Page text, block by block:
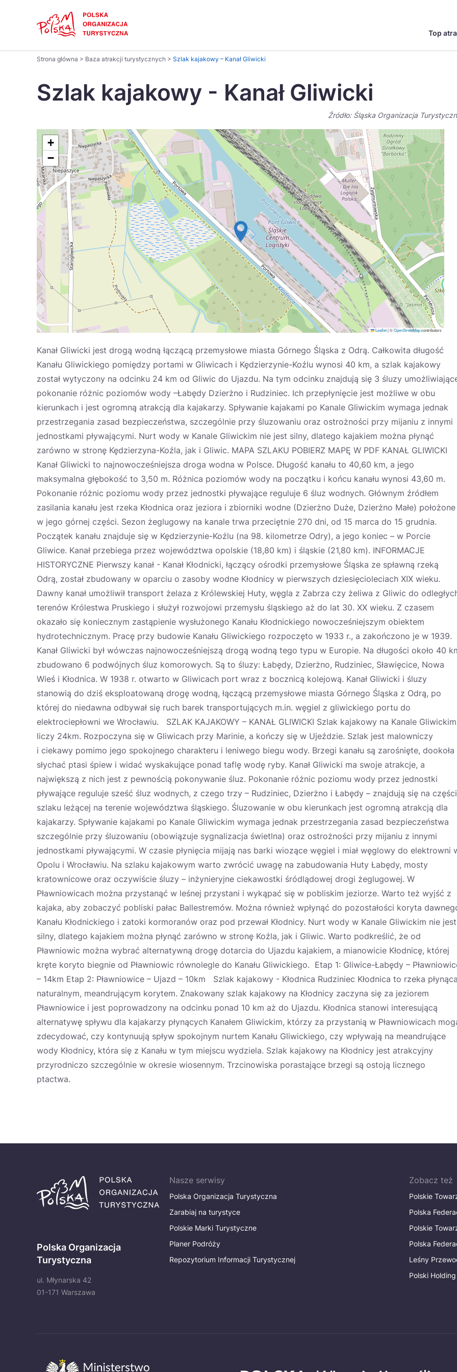
Top
Ambasador miejsca UNESCO
Parki narodowe Uzdrowiska
Szlaki kulinarne
na
stronie
Português Norsk Suomi
Україна
Strona główna > Baza atrakcji turystycznych > Szlak kajakowy – Kanał Gliwicki
Szlak kajakowy - Kanał Gliwicki
Źródło: Śląska Organizacja
+
−
Leaflet|©OpenStreetMapcontributors
Kanał Gliwicki jest drogą wodną łączącą przemysłowe miasta Górnego Śląska z Odrą. Całkowita długość
Kanału Gliwickiego pomiędzy portami w Gliwicach i Kędzierzynie-Koźlu wynosi 40 km, a szlak kajakowy
został wytyczony na odcinku 24 km od Gliwic do Ujazdu. Na tym odcinku znajdują się 3 śluzy
pokonanie różnic poziomów wody –Łabędy Dzierżno i Rudziniec. Ich przepłynięcie jest możliwe w obu
kierunkach i jest ogromną atrakcją dla kajakarzy. Spływanie kajakami po Kanale Gliwickim wymaga jednak
przestrzegania zasad bezpieczeństwa, szczególnie przy śluzowaniu oraz ostrożności przy mijaniu z innymi
jednostkami pływającymi. Nurt wody w Kanale Gliwickim nie jest silny, dlatego kajakiem można płynąć
zarówno w stronę Kędzierzyna-Koźla, jak i Gliwic. MAPA SZLAKU POBIERZ MAPĘ W PDF KANAŁ GLIWICKI
Kanał Gliwicki to najnowocześniejsza droga wodna w Polsce. Długość kanału to 40,60 km, a jego
maksymalna głębokość to 3,50 m. Różnica poziomów wody na początku i końcu kanału wynosi 43,60 m.
Pokonanie różnic poziomu wody przez jednostki pływające reguluje 6 śluz wodnych. Głównym źródłem
zasilania kanału jest rzeka Kłodnica oraz jeziora i zbiorniki wodne (Dzierżno Duże, Dzierżno Małe) położone
w jego górnej części. Sezon żeglugowy na kanale trwa przeciętnie 270 dni, od 15 marca do 15 grudnia.
Początek kanału znajduje się w Kędzierzynie-Koźlu (na 98. kilometrze Odry), a jego koniec – w Porcie
Gliwice. Kanał przebiega przez województwa opolskie (18,80 km) i śląskie (21,80 km). INFORMACJE
HISTORYCZNE Pierwszy kanał - Kanał Kłodnicki, łączący ośrodki przemysłowe Śląska ze spławną rzeką
Odrą, został zbudowany w oparciu o zasoby wodne Kłodnicy w pierwszych dziesięcioleciach XIX wieku.
Dawny kanał umożliwił transport żelaza z Królewskiej Huty, węgla z Zabrza czy żeliwa z Gliwic do
terenów Królestwa Pruskiego i służył rozwojowi przemysłu śląskiego aż do lat 30. XX wieku. Z czasem
okazało się koniecznym zastąpienie wysłużonego Kanału Kłodnickiego nowocześniejszym obiektem
hydrotechnicznym. Pracę przy budowie Kanału Gliwickiego rozpoczęto w 1933 r., a zakończono je w 1939.
Kanał Gliwicki był wówczas najnowocześniejszą drogą wodną tego typu w Europie. Na długości około 40
zbudowano 6 podwójnych śluz komorowych. Są to śluzy: Łabędy, Dzierżno, Rudziniec, Sławięcice, Nowa
Wieś i Kłodnica. W 1938 r. otwarto w Gliwicach port wraz z bocznicą kolejową. Kanał Gliwicki i śluzy
stanowią do dziś eksploatowaną drogę wodną, łączącą przemysłowe miasta Górnego Śląska z Odrą, po
której do niedawna odbywał się ruch barek transportujących m.in. węgiel z gliwickiego portu do
elektrociepłowni we Wrocławiu. SZLAK KAJAKOWY – KANAŁ GLIWICKI Szlak kajakowy na Kanale Gliwickim
liczy 24km. Rozpoczyna się w Gliwicach przy Marinie, a kończy się w Ujeździe. Szlak jest malowniczy
i ciekawy pomimo jego spokojnego charakteru i leniwego biegu wody. Brzegi kanału są zarośnięte, dookoła
słychać ptasi śpiew i widać wyskakujące ponad taflę wodę ryby. Kanał Gliwicki ma swoje atrakcje, a
największą z nich jest z pewnością pokonywanie śluz. Pokonanie różnic poziomu wody przez jednostki
pływające reguluje sześć śluz wodnych, z czego trzy – Rudziniec, Dzierżno i Łabędy – znajdują się na części
szlaku leżącej na terenie województwa śląskiego. Śluzowanie w obu kierunkach jest ogromną atrakcją dla
kajakarzy. Spływanie kajakami po Kanale Gliwickim wymaga jednak przestrzegania zasad bezpieczeństwa
szczególnie przy śluzowaniu (obowiązuje sygnalizacja świetlna) oraz ostrożności przy mijaniu z innymi
jednostkami pływającymi. W czasie płynięcia mijają nas barki wiozące węgiel i miał węglowy do elektrowni
Opolu i Wrocławiu. Na szlaku kajakowym warto zwrócić uwagę na zabudowania Huty Łabędy, mosty
kratownicowe oraz oczywiście śluzy – inżynieryjne ciekawostki śródlądowej drogi żeglugowej. W
Pławniowicach można przystanąć w leśnej przystani i wykąpać się w pobliskim jeziorze. Warto też wyjść z
kajaka, aby zobaczyć pobliski pałac Ballestremów. Można również wpłynąć do pozostałości koryta
Kanału Kłodnickiego i zatoki kormoranów oraz pod przewał Kłodnicy. Nurt wody w Kanale Gliwickim nie jest
silny, dlatego kajakiem można płynąć zarówno w stronę Koźla, jak i Gliwic. Warto podkreślić, że od
Pławniowic można wybrać alternatywną drogę dotarcia do Ujazdu kajakiem, a mianowicie Kłodnicę, której
kręte koryto biegnie od Pławniowic równolegle do Kanału Gliwickiego. Etap 1: Gliwice-Łabędy –
– 14km Etap 2: Pławniowice – Ujazd – 10km Szlak kajakowy - Kłodnica Rudziniec Kłodnica to rzeka
naturalnym, meandrującym korytem. Znakowany szlak kajakowy na Kłodnicy zaczyna się za jeziorem
Pławniowice i jest poprowadzony na odcinku ponad 10 km aż do Ujazdu. Kłodnica stanowi interesującą
alternatywę spływu dla kajakarzy płynących Kanałem Gliwickim, którzy za przystanią w Pławniowicach
zdecydować, czy kontynuują spływ spokojnym nurtem Kanału Gliwickiego, czy wpływają na meandrujące
wody Kłodnicy, która się z Kanału w tym miejscu wydziela. Szlak kajakowy na Kłodnicy jest atrakcyjny
przyrodniczo szczególnie w okresie wiosennym. Trzcinowiska porastające brzegi są ostoją licznego
ptactwa.
Polska Organizacja
Turystyczna
ul. Młynarska 42
01-171 Warszawa
Nasze serwisy
Polska Organizacja Turystyczna
Zarabiaj na turystyce
Polskie Marki Turystyczne
Planer Podróży
Repozytorium Informacji Turystycznej
Zobacz też
Polskie
Polska
Polskie
Polska
Leśny
Polski